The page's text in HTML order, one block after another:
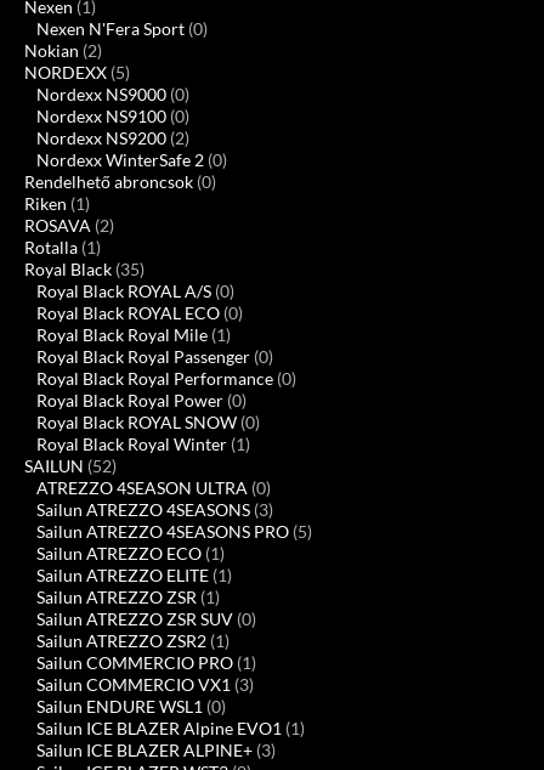
Nexen (1)
Nexen N'Fera Sport (0)
Nokian (2)
NORDEXX (5)
Nordexx NS9000 (0)
Nordexx NS9100 (0)
Nordexx NS9200 (2)
Nordexx WinterSafe 2 (0)
Rendelhető abroncsok (0)
Riken (1)
ROSAVA (2)
Rotalla (1)
Royal Black (35)
Royal Black ROYAL A/S (0)
Royal Black ROYAL ECO (0)
Royal Black Royal Mile (1)
Royal Black Royal Passenger (0)
Royal Black Royal Performance (0)
Royal Black Royal Power (0)
Royal Black ROYAL SNOW (0)
Royal Black Royal Winter (1)
SAILUN (52)
ATREZZO 4SEASON ULTRA (0)
Sailun ATREZZO 4SEASONS (3)
Sailun ATREZZO 4SEASONS PRO (5)
Sailun ATREZZO ECO (1)
Sailun ATREZZO ELITE (1)
Sailun ATREZZO ZSR (1)
Sailun ATREZZO ZSR SUV (0)
Sailun ATREZZO ZSR2 (1)
Sailun COMMERCIO PRO (1)
Sailun COMMERCIO VX1 (3)
Sailun ENDURE WSL1 (0)
Sailun ICE BLAZER Alpine EVO1 (1)
Sailun ICE BLAZER ALPINE+ (3)